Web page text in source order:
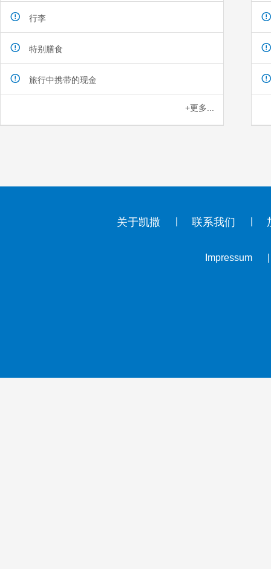
行李
特别膳食
旅行中携带的现金
+更多...
关于凯撒 联系我们
Impressum